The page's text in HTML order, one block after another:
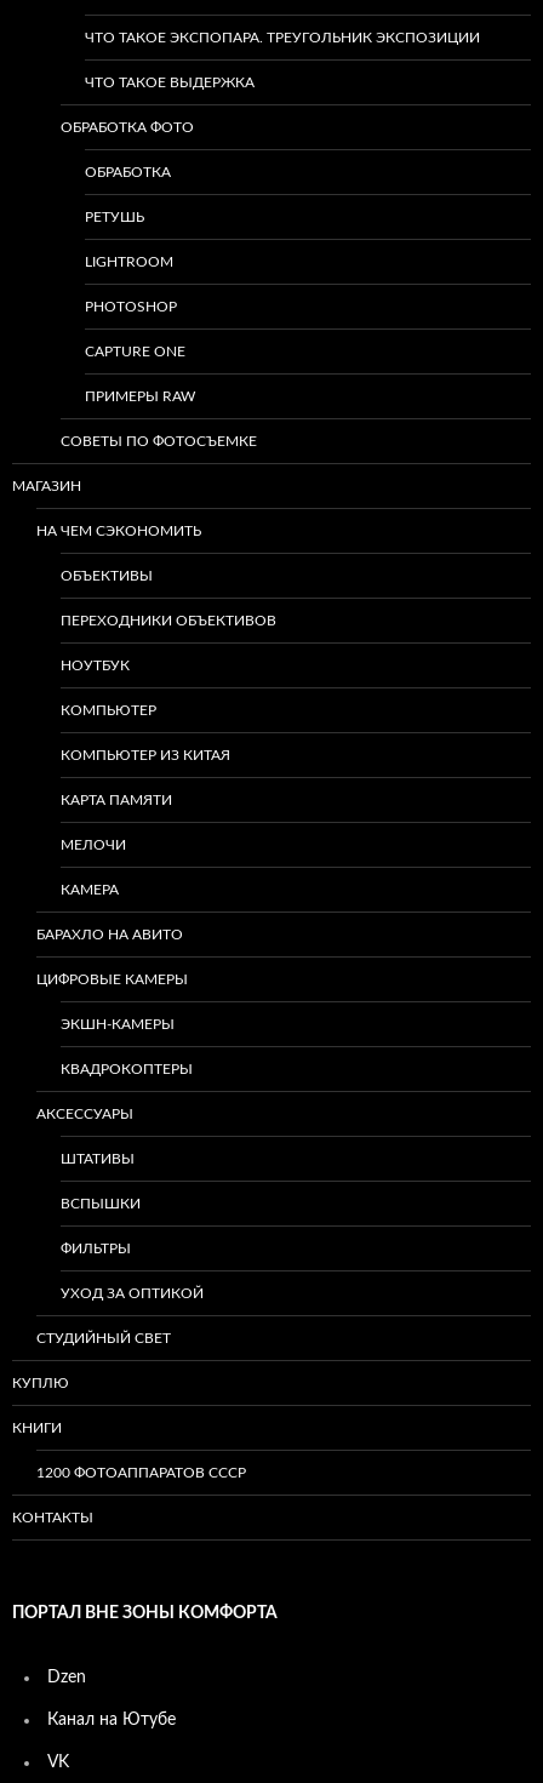
ЧТО ТАКОЕ ЭКСПОПАРА. ТРЕУГОЛЬНИК ЭКСПОЗИЦИИ
ЧТО ТАКОЕ ВЫДЕРЖКА
ОБРАБОТКА ФОТО
ОБРАБОТКА
РЕТУШЬ
LIGHTROOM
PHOTOSHOP
CAPTURE ONE
ПРИМЕРЫ RAW
СОВЕТЫ ПО ФОТОСЪЕМКЕ
МАГАЗИН
НА ЧЕМ СЭКОНОМИТЬ
ОБЪЕКТИВЫ
ПЕРЕХОДНИКИ ОБЪЕКТИВОВ
НОУТБУК
КОМПЬЮТЕР
КОМПЬЮТЕР ИЗ КИТАЯ
КАРТА ПАМЯТИ
МЕЛОЧИ
КАМЕРА
БАРАХЛО НА АВИТО
ЦИФРОВЫЕ КАМЕРЫ
ЭКШН-КАМЕРЫ
КВАДРОКОПТЕРЫ
АКСЕССУАРЫ
ШТАТИВЫ
ВСПЫШКИ
ФИЛЬТРЫ
УХОД ЗА ОПТИКОЙ
СТУДИЙНЫЙ СВЕТ
КУПЛЮ
КНИГИ
1200 ФОТОАППАРАТОВ СССР
КОНТАКТЫ
ПОРТАЛ ВНЕ ЗОНЫ КОМФОРТА
Dzen
Канал на Ютубе
VK